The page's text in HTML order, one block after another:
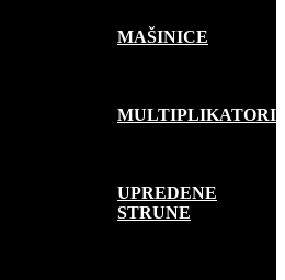
MAŠINICE
MULTIPLIKATORI
UPREDENE
STRUNE